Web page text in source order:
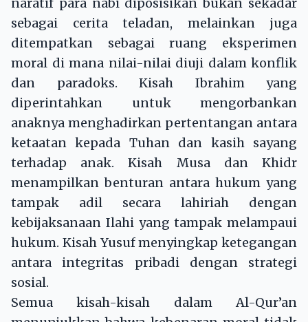
sebagai cerita teladan, melainkan juga
ditempatkan sebagai ruang eksperimen
moral di mana nilai-nilai diuji dalam konflik
dan paradoks. Kisah Ibrahim yang
diperintahkan untuk mengorbankan
anaknya menghadirkan pertentangan antara
ketaatan kepada Tuhan dan kasih sayang
terhadap anak. Kisah Musa dan Khidr
menampilkan benturan antara hukum yang
tampak adil secara lahiriah dengan
kebijaksanaan Ilahi yang tampak melampaui
hukum. Kisah Yusuf menyingkap ketegangan
antara integritas pribadi dengan strategi
sosial.
Semua kisah-kisah dalam Al-Qur’an